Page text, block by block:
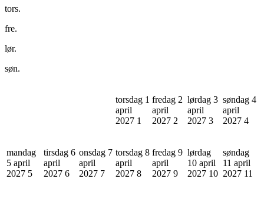
tors.
fre.
lør.
søn.
torsdag 1
april
2027 1
fredag 2
april
2027 2
lørdag 3
april
2027 3
søndag 4
april
2027 4
mandag
5 april
2027 5
tirsdag 6
april
2027 6
onsdag 7
april
2027 7
torsdag 8
april
2027 8
fredag 9
april
2027 9
lørdag
10 april
2027 10
søndag
11 april
2027 11